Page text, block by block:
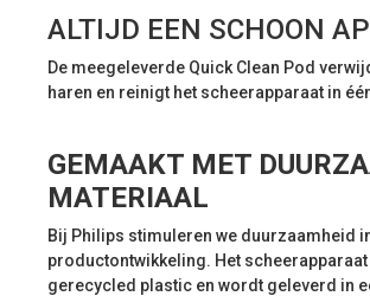
ALTIJD EEN SCHOON
De meegeleverde Quick Clean Pod
haren en reinigt het scheerapparaat in
GEMAAKT MET
MATERIAAL
Bij Philips stimuleren we duurzaamheid
productontwikkeling. Het scheerapparaat
gerecycled plastic en wordt geleverd in